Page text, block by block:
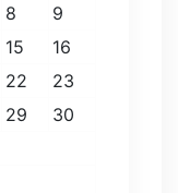
8
9
15
16
22
23
29
30